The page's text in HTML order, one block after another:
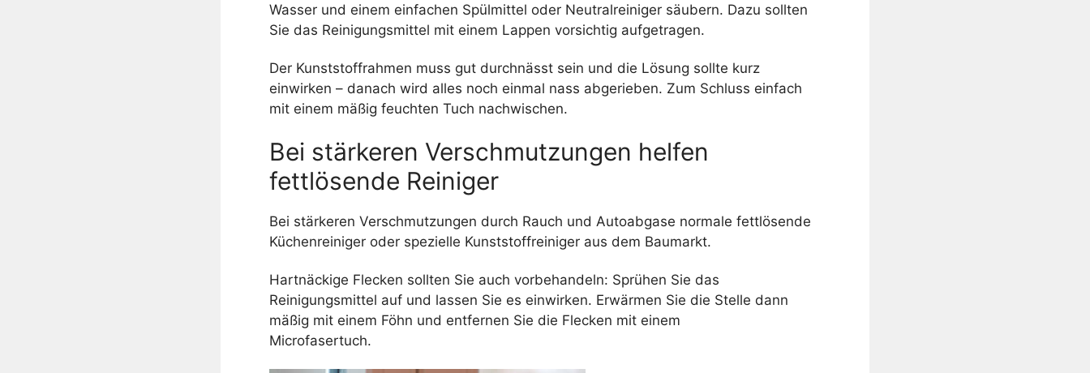
Wasser und einem einfachen Spülmittel oder Neutralreiniger säubern. Dazu sollten
Sie das Reinigungsmittel mit einem Lappen vorsichtig aufgetragen.
Der Kunststoffrahmen muss gut durchnässt sein und die Lösung sollte kurz
einwirken – danach wird alles noch einmal nass abgerieben. Zum Schluss einfach
mit einem mäßig feuchten Tuch nachwischen.
Bei stärkeren Verschmutzungen helfen
fettlösende Reiniger
Bei stärkeren Verschmutzungen durch Rauch und Autoabgase normale fettlösende
Küchenreiniger oder spezielle Kunststoffreiniger aus dem Baumarkt.
Hartnäckige Flecken sollten Sie auch vorbehandeln: Sprühen Sie das
Reinigungsmittel auf und lassen Sie es einwirken. Erwärmen Sie die Stelle dann
mäßig mit einem Föhn und entfernen Sie die Flecken mit einem
Microfasertuch.